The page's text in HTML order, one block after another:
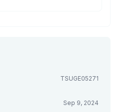
TSUGE05271
Sep 9, 2024